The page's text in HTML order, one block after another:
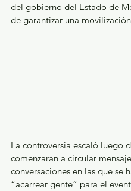
del gobierno del Estado de
de garantizar una
La controversia escaló luego
comenzaran a circular
conversaciones en las que se
“acarrear gente” para el